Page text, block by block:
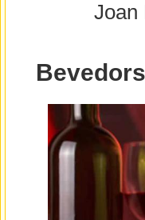
Joan